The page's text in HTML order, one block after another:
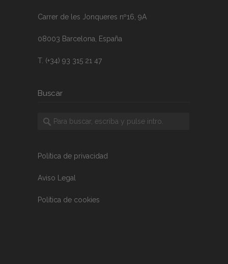
Carrer de les Jonqueres nº16, 9A
08003 Barcelona, España
T. (+34) 93 315 21 47
Buscar
Política de privacidad
Aviso Legal
Política de cookies